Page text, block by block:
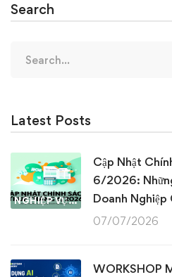
Search
for:
Latest Posts
NGHIỆP VỤ KẾ TOÁN & THUẾ
Cập Nhật
6/2026:
Doanh Nghiệp
07/07/2026
WORKSHOP